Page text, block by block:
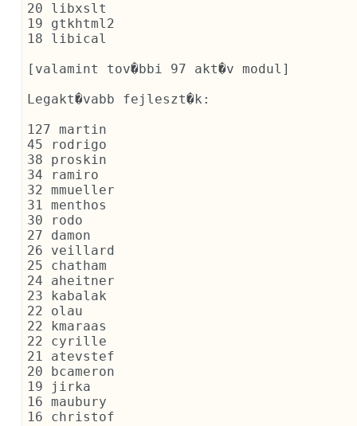
20 libxslt
19 gtkhtml2
18 libical
[valamint tov�bbi 97 akt�v modul]
Legakt�vabb fejleszt�k:
127 martin
45 rodrigo
38 proskin
34 ramiro
32 mmueller
31 menthos
30 rodo
27 damon
26 veillard
25 chatham
24 aheitner
23 kabalak
22 olau
22 kmaraas
22 cyrille
21 atevstef
20 bcameron
19 jirka
16 maubury
16 christof